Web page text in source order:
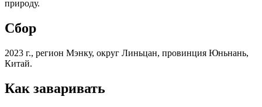
природу.
Сбор
2023 г., регион Мэнку, округ Линьцан, провинция Юньнань,
Китай.
Как заваривать